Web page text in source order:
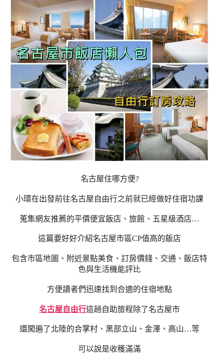
名古屋住哪方便?
小環在出發前往名古屋自由行之前就已經做好住宿功課
蒐集網友推薦的平價便宜飯店、旅館、五星級酒店…
這篇要好好介紹名古屋市區CP值高的飯店
包含市區地圖、附近景點美食、訂房價錢、交通、飯店特
色與生活機能評比
方便讀者們迅速找到合適的住宿地點
名古屋自由行這趟自助旅程除了名古屋市
還闖遍了北陸的合掌村、黑部立山、金澤、高山…等
可以說是收穫滿滿